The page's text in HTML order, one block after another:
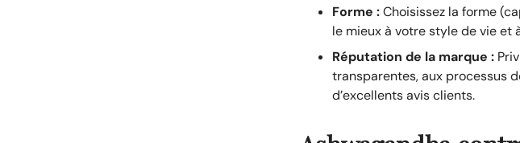
Forme :Choisissez la forme
le mieux à votre style de vie et
Réputation de la marque :
transparentes, aux processus
d’excellents avis clients.